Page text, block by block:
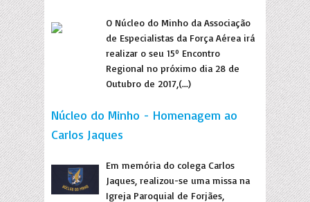
O Núcleo do Minho da Associação
de Especialistas da Força Aérea irá
realizar o seu 15º Encontro
Regional no próximo dia 28 de
Outubro de 2017,(...)
Núcleo do Minho - Homenagem ao
Carlos Jaques
Em memória do colega Carlos
Jaques, realizou-se uma missa na
Igreja Paroquial de Forjães,